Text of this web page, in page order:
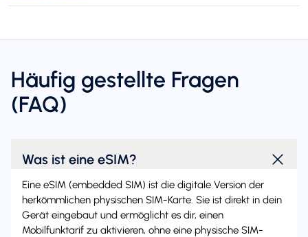
Häufig gestellte Fragen
(FAQ)
Was ist eine eSIM?
Eine eSIM (embedded SIM) ist die digitale Version der
herkömmlichen physischen SIM-Karte. Sie ist direkt in dein
Gerät eingebaut und ermöglicht es dir, einen
Mobilfunktarif zu aktivieren, ohne eine physische SIM-